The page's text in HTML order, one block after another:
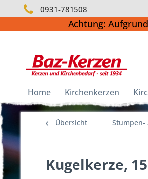
0931-781508
Achtung:
Home Kirchenkerzen
Übersicht Stumpen-
Kugelkerze,